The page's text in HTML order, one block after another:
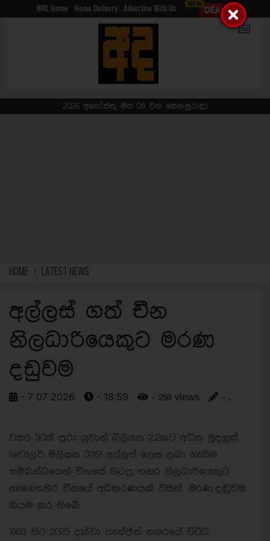
WNL Home Home Delivery Advertise With Us
2026 අගෝස්තු මස 08 වන සෙනසුරාදා
HOME LATEST NEWS
අල්ලස් ගත් චීන
නිලධාරියෙකුට මරණ
දඩුවම
- 7 07 2026 - 18:59 - 259 views - ..
වසර 30ක් පුරා යුවාන් බිලියන 2.2කට අධික මුදලක්
(ඩොලර් මිලියන 325) අල්ලස් ලෙස ලබා ගැනීම
සම්බන්ධයෙන් චීනයේ හිටපු නගර නිලධාරියෙකුට
නැගෙනහිර චීනයේ අධිකරණයක් විසින් මරණ දඬුවම
නියම කර තිබේ.
1993 සිට 2023 දක්වා නැන්ජින් නගරයේ විවිධ